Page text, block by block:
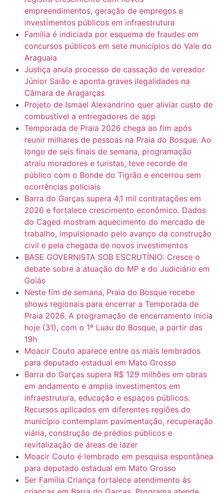
empreendimentos, geração de empregos e
investimentos públicos em infraestrutura
Família é indiciada por esquema de fraudes em
concursos públicos em sete municípios do Vale do
Araguaia
Justiça anula processo de cassação de vereador
Júnior Saião e aponta graves ilegalidades na
Câmara de Aragarças
Projeto de Ismael Alexandrino quer aliviar custo de
combustível a entregadores de app
Temporada de Praia 2026 chega ao fim após
reunir milhares de pessoas na Praia do Bosque. Ao
longo de seis finais de semana, programação
atraiu moradores e turistas, teve recorde de
público com o Bonde do Tigrão e encerrou sem
ocorrências policiais
Barra do Garças supera 4,1 mil contratações em
2026 e fortalece crescimento econômico. Dados
do Caged mostram aquecimento do mercado de
trabalho, impulsionado pelo avanço da construção
civil e pela chegada de novos investimentos
BASE GOVERNISTA SOB ESCRUTÍNIO: Cresce o
debate sobre a atuação do MP e do Judiciário em
Goiás
Neste fim de semana, Praia do Bosque recebe
shows regionais para encerrar a Temporada de
Praia 2026. A programação de encerramento inicia
hoje (31), com o 1º Luau do Bosque, a partir das
19h
Moacir Couto aparece entre os mais lembrados
para deputado estadual em Mato Grosso
Barra do Garças supera R$ 129 milhões em obras
em andamento e amplia investimentos em
infraestrutura, educação e espaços públicos.
Recursos aplicados em diferentes regiões do
município contemplam pavimentação, recuperação
viária, construção de prédios públicos e
revitalização de áreas de lazer
Moacir Couto é lembrado em pesquisa espontânea
para deputado estadual em Mato Grosso
Ser Família Criança fortalece atendimento às